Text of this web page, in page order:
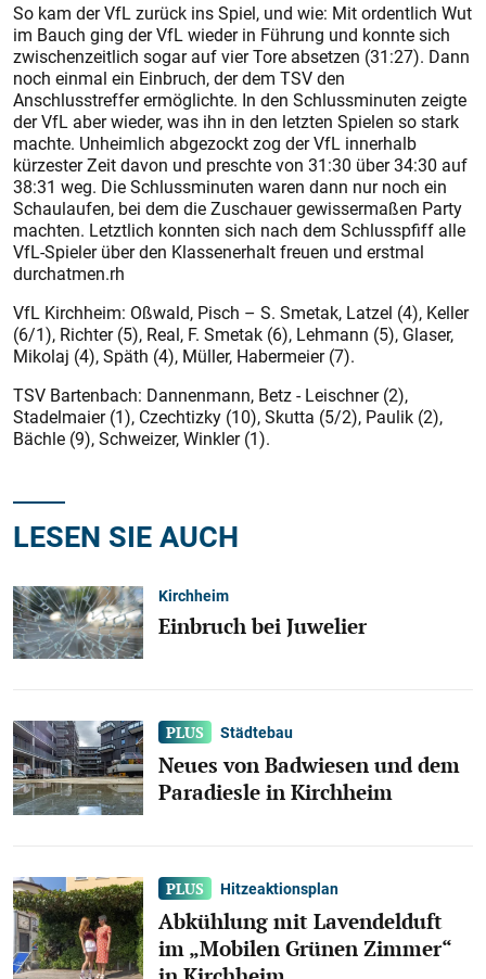
So kam der VfL zurück ins Spiel, und wie: Mit ordentlich Wut
im Bauch ging der VfL wieder in Führung und konnte sich
zwischenzeitlich sogar auf vier Tore absetzen (31:27). Dann
noch einmal ein Einbruch, der dem TSV den
Anschlusstreffer ermöglichte. In den Schlussminuten zeigte
der VfL aber wieder, was ihn in den letzten Spielen so stark
machte. Unheimlich abgezockt zog der VfL innerhalb
kürzester Zeit davon und preschte von 31:30 über 34:30 auf
38:31 weg. Die Schlussminuten waren dann nur noch ein
Schaulaufen, bei dem die Zuschauer gewissermaßen Party
machten. Letztlich konnten sich nach dem Schlusspfiff alle
VfL-Spieler über den Klassenerhalt freuen und erstmal
durchatmen.rh
VfL Kirchheim: Oßwald, Pisch – S. Smetak, Latzel (4), Keller
(6/1), Richter (5), Real, F. Smetak (6), Lehmann (5), Glaser,
Mikolaj (4), Späth (4), Müller, Habermeier (7).
TSV Bartenbach: Dannenmann, Betz - Leischner (2),
Stadelmaier (1), Czechtizky (10), Skutta (5/2), Paulik (2),
Bächle (9), Schweizer, Winkler (1).
LESEN SIE AUCH
Kirchheim
Einbruch bei Juwelier
Städtebau
Neues von Badwiesen und dem
Paradiesle in Kirchheim
Hitzeaktionsplan
Abkühlung mit Lavendelduft
im „Mobilen Grünen Zimmer“